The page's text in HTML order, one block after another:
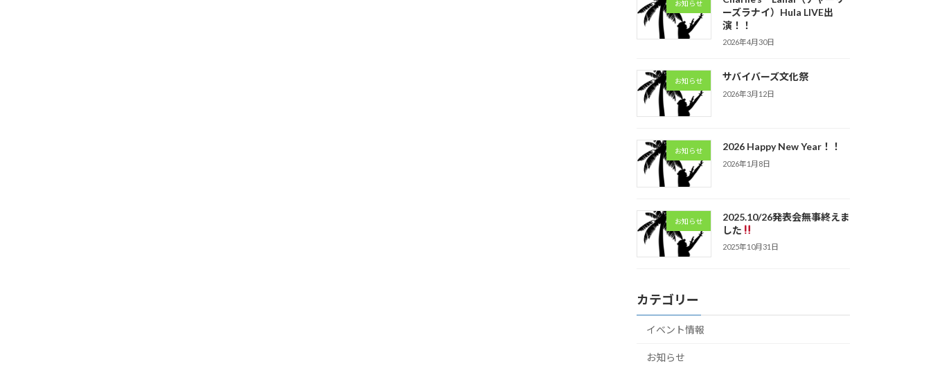
お知らせ
ーズラナイ）Hula LIVE出
演！！
2026年4月30日
お知らせ サバイバーズ文化祭
2026年3月12日
お知らせ 2026 Happy New Year！！
2026年1月8日
お知らせ
2025.10/26発表会無事終えま
した
2025年10月31日
カテゴリー
イベント情報
お知らせ